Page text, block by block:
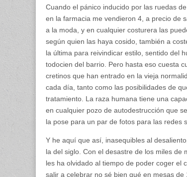
Cuando el pánico inducido por las ruedas
en la farmacia me vendieron 4, a precio de
a la moda, y en cualquier costurera las
según quien las haya cosido, también a
la última para reivindicar estilo, sentido del
todocien del barrio. Pero hasta eso cuesta
cretinos que han entrado en la vieja
cada día, tanto como las posibilidades de
tratamiento. La raza humana tiene una
en cualquier pozo de autodestrucción que
la pose para un par de fotos para las redes
Y he aquí que así, inasequibles al
la del siglo. Con el desastre de los miles
les ha olvidado al tiempo de poder coger el
salir a celebrar no sé bien qué en mesas